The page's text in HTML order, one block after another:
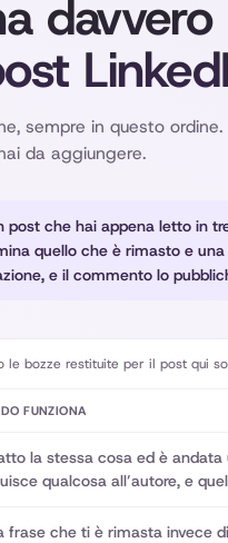
davvero
sempre in questo ordine.
da aggiungere.
che hai appena letto in
quello che è rimasto e
e il commento lo
bozze restituite per il post qui
FUNZIONA
la stessa cosa ed è andata
qualcosa all’autore, e
frase che ti è rimasta invece